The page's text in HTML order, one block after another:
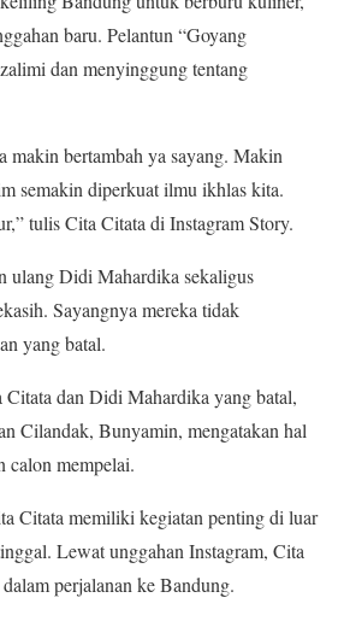
baru. Pelantun “Goyang
dan menyinggung tentang
makin bertambah ya sayang. Makin
semakin diperkuat ilmu ikhlas kita.
tulis Cita Citata di Instagram Story.
ulang Didi Mahardika sekaligus
Sayangnya mereka tidak
yang batal.
dan Didi Mahardika yang batal,
Cilandak, Bunyamin, mengatakan hal
calon mempelai.
Citata memiliki kegiatan penting di luar
Lewat unggahan Instagram, Cita
perjalanan ke Bandung.